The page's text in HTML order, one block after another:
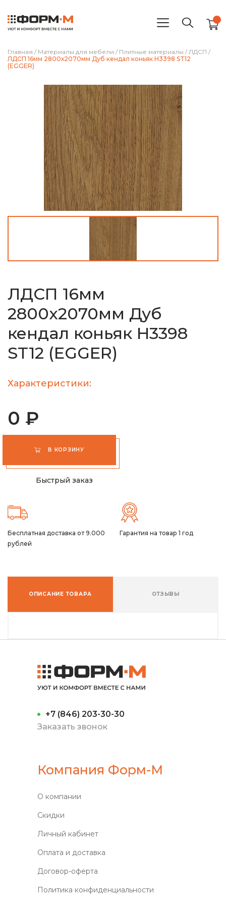
Главная / Материалы для мебели / Плитные материалы / ЛДСП /
ЛДСП 16мм 2800х2070мм Дуб кендал коньяк H3398 ST12
(EGGER)
ЛДСП 16мм
2800х2070мм Дуб
кендал коньяк H3398
ST12 (EGGER)
Характеристики:
0 ₽
В КОРЗИНУ
Быстрый заказ
Бесплатная доставка от 9.000
рублей
Гарантия на товар 1 год
ОПИСАНИЕ ТОВАРА ОТЗЫВЫ
+7 (846) 203-30-30
Заказать звонок
Компания Форм-М
О компании
Скидки
Личный кабинет
Оплата и доставка
Договор-оферта
Политика конфиденциальности